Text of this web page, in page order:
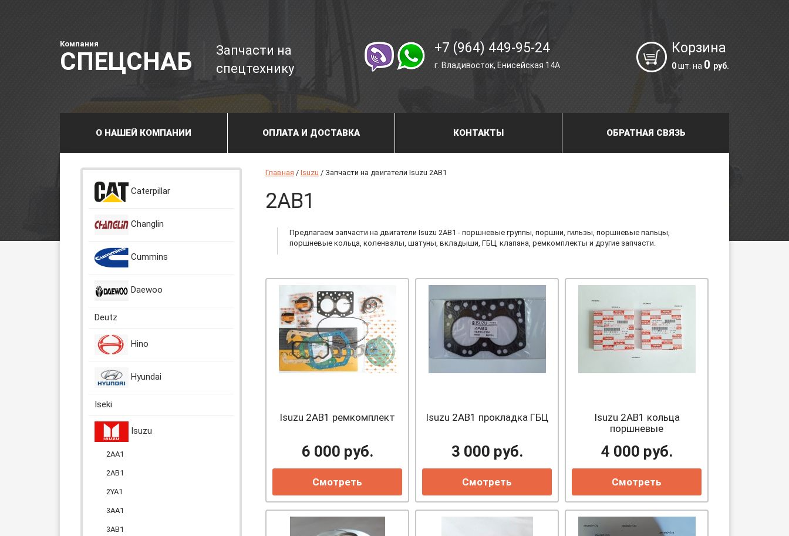
Компания
СПЕЦСНАБ
Запчасти на
спецтехнику
+7 (964) 449-95-24
г. Владивосток, Енисейская 14А
Корзина
0шт. на 0 руб.
О НАШЕЙ КОМПАНИИ ОПЛАТА И ДОСТАВКА КОНТАКТЫ ОБРАТНАЯ СВЯЗЬ
Caterpillar
Changlin
Cummins
Daewoo
Deutz
Hino
Hyundai
Iseki
Isuzu
2AA1
2AB1
2YA1
3AA1
3AB1
Главная / Isuzu / Запчасти на двигатели Isuzu 2AB1
2AB1
Предлагаем запчасти на двигатели Isuzu 2AB1 - поршневые группы, поршни, гильзы, поршневые пальцы,
поршневые кольца, коленвалы, шатуны, вкладыши, ГБЦ, клапана, ремкомплекты и другие запчасти.
Isuzu 2AB1 ремкомплект
6 000 руб.
Смотреть
Isuzu 2AB1 прокладка ГБЦ
3 000 руб.
Смотреть
Isuzu 2AB1 кольца
поршневые
4 000 руб.
Смотреть